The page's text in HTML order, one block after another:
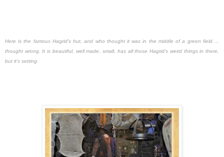
Here is the famous Hagrid's hut, and who thought it was in the middle of a green field ...
thought wrong. It is beautiful, well made, small, has all those Hagrid's weird things in there,
but it's setting.